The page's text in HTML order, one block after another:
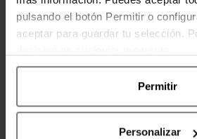
pulsando el botón Permitir o
aceptar para guardar tu selección.
Permitir
Personalizar